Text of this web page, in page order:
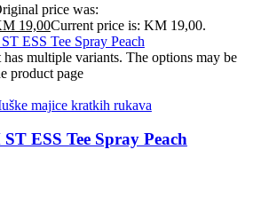
price was:
19,00Current price is: KM 19,00.
multiple variants. The options may be
product page
majice kratkih rukava
ESS Tee Spray Peach